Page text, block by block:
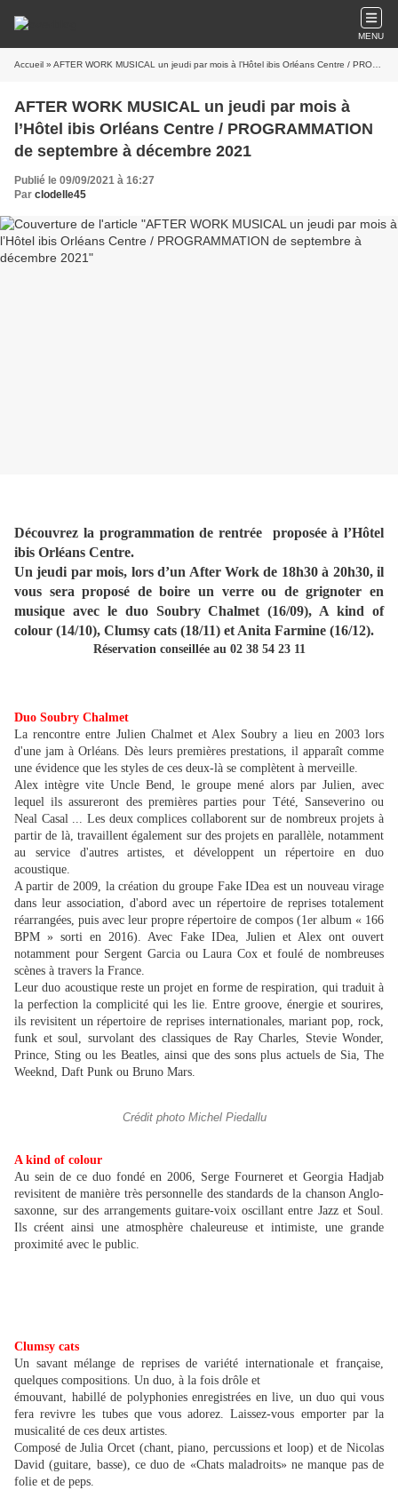
MENU
Accueil » AFTER WORK MUSICAL un jeudi par mois à l’Hôtel ibis Orléans Centre / PROGRAMMATION de septembre à décembre 2021
AFTER WORK MUSICAL un jeudi par mois à
l’Hôtel ibis Orléans Centre / PROGRAMMATION
de septembre à décembre 2021
Publié le 09/09/2021 à 16:27
Par clodelle45
Découvrez la programmation de rentrée proposée à l’Hôtel
ibis Orléans Centre.
Un jeudi par mois, lors d’un After Work de 18h30 à 20h30, il
vous sera proposé de boire un verre ou de grignoter en
musique avec le duo Soubry Chalmet (16/09), A kind of
colour (14/10), Clumsy cats (18/11) et Anita Farmine (16/12).
Réservation conseillée au 02 38 54 23 11
Duo Soubry Chalmet
La rencontre entre Julien Chalmet et Alex Soubry a lieu en 2003 lors
d'une jam à Orléans. Dès leurs premières prestations, il apparaît comme
une évidence que les styles de ces deux-là se complètent à merveille.
Alex intègre vite Uncle Bend, le groupe mené alors par Julien, avec
lequel ils assureront des premières parties pour Tété, Sanseverino ou
Neal Casal ... Les deux complices collaborent sur de nombreux projets à
partir de là, travaillent également sur des projets en parallèle, notamment
au service d'autres artistes, et développent un répertoire en duo
acoustique.
A partir de 2009, la création du groupe Fake IDea est un nouveau virage
dans leur association, d'abord avec un répertoire de reprises totalement
réarrangées, puis avec leur propre répertoire de compos (1er album « 166
BPM » sorti en 2016). Avec Fake IDea, Julien et Alex ont ouvert
notamment pour Sergent Garcia ou Laura Cox et foulé de nombreuses
scènes à travers la France.
Leur duo acoustique reste un projet en forme de respiration, qui traduit à
la perfection la complicité qui les lie. Entre groove, énergie et sourires,
ils revisitent un répertoire de reprises internationales, mariant pop, rock,
funk et soul, survolant des classiques de Ray Charles, Stevie Wonder,
Prince, Sting ou les Beatles, ainsi que des sons plus actuels de Sia, The
Weeknd, Daft Punk ou Bruno Mars.
Crédit photo Michel Piedallu
A kind of colour
Au sein de ce duo fondé en 2006, Serge Fourneret et Georgia Hadjab
revisitent de manière très personnelle des standards de la chanson Anglo-
saxonne, sur des arrangements guitare-voix oscillant entre Jazz et Soul.
Ils créent ainsi une atmosphère chaleureuse et intimiste, une grande
proximité avec le public.
Clumsy cats
Un savant mélange de reprises de variété internationale et française,
quelques compositions. Un duo, à la fois drôle et
émouvant, habillé de polyphonies enregistrées en live, un duo qui vous
fera revivre les tubes que vous adorez. Laissez-vous emporter par la
musicalité de ces deux artistes.
Composé de Julia Orcet (chant, piano, percussions et loop) et de Nicolas
David (guitare, basse), ce duo de «Chats maladroits» ne manque pas de
folie et de peps.